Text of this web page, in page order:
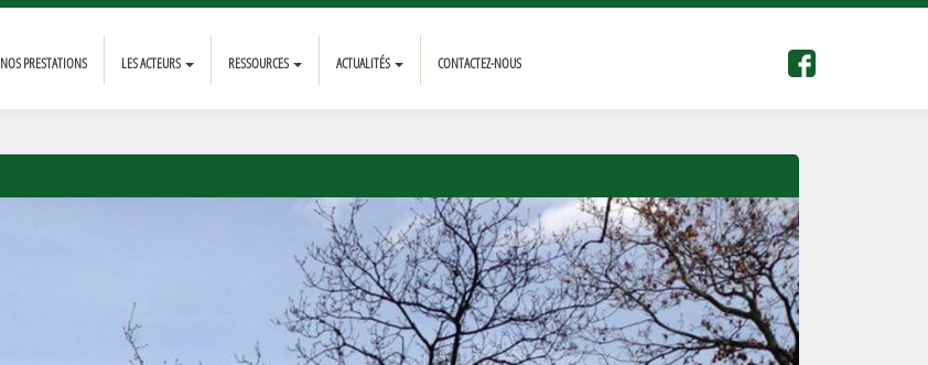
NOS PRESTATIONS LES ACTEURS RESSOURCES ACTUALITÉS CONTACTEZ-NOUS